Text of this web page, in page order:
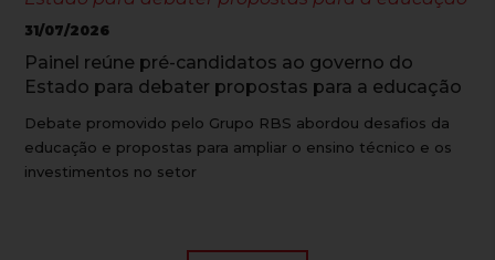
31/07/2026
Painel reúne pré-candidatos ao governo do
Estado para debater propostas para a educação
Debate promovido pelo Grupo RBS abordou desafios da
educação e propostas para ampliar o ensino técnico e os
investimentos no setor